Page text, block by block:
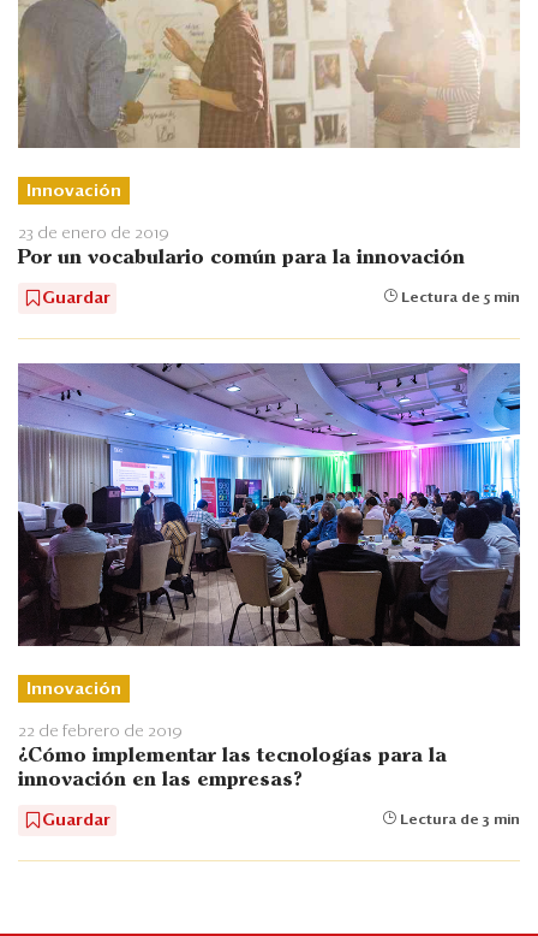
Innovación
23 de enero de 2019
Por un vocabulario común para la innovación
Guardar Lectura de 5 min
Innovación
22 de febrero de 2019
¿Cómo implementar las tecnologías para la
innovación en las empresas?
Guardar Lectura de 3 min